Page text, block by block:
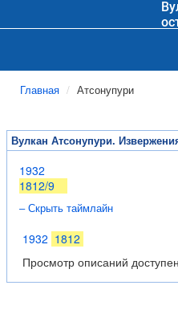
Главная Атсонупури
Вулкан Атсонупури.
1932
1812/9
– Скрыть таймлайн
1932 1812
Просмотр описаний